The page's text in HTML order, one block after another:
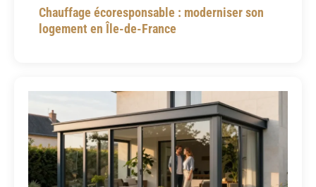
Chauffage écoresponsable : moderniser son
logement en Île-de-France